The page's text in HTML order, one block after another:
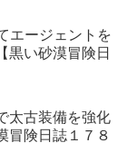
エージェントを
黒い砂漠冒険日
太古装備を強化
冒険日誌１７８